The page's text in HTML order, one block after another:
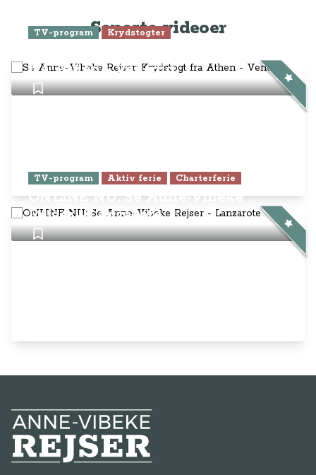
Seneste videoer
TV-program Krydstogter
fra Athen - Venedig
TV-program Aktiv ferie Charterferie
ONLINE NU: Se Anne-Vibeke
Rejser - Lanzarote
Anne-Vibeke Rejser